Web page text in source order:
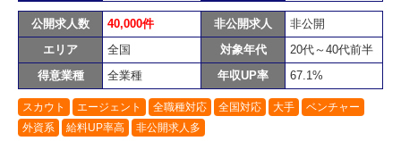
公開求人数 40,000件 非公開求人
非公開
エリア
全国 対象年代
20代～40代前半
得意業種
全業種 年収UP率 67.1%
スカウト エージェント 全職種対応 全国対応 大手
ベンチャー
外資系
給料UP率高
非公開求人多